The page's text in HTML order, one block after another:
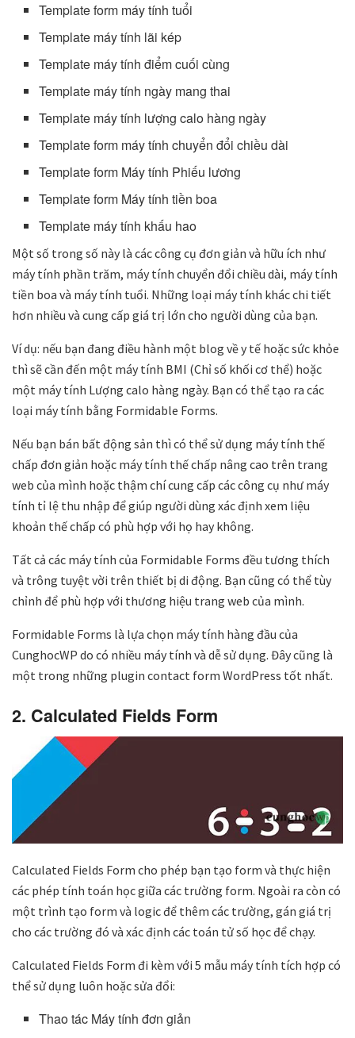
Template form máy tính tuổi
Template máy tính lãi kép
Template máy tính điểm cuối cùng
Template máy tính ngày mang thai
Template máy tính lượng calo hàng ngày
Template form máy tính chuyển đổi chiều dài
Template form Máy tính Phiếu lương
Template form Máy tính tiền boa
Template máy tính khấu hao
Một số trong số này là các công cụ đơn giản và hữu ích như
máy tính phần trăm, máy tính chuyển đổi chiều dài, máy tính
tiền boa và máy tính tuổi. Những loại máy tính khác chi tiết
hơn nhiều và cung cấp giá trị lớn cho người dùng của bạn.
Ví dụ: nếu bạn đang điều hành một blog về y tế hoặc sức khỏe
thì sẽ cần đến một máy tính BMI (Chỉ số khối cơ thể) hoặc
một máy tính Lượng calo hàng ngày. Bạn có thể tạo ra các
loại máy tính bằng Formidable Forms.
Nếu bạn bán bất động sản thì có thể sử dụng máy tính thế
chấp đơn giản hoặc máy tính thế chấp nâng cao trên trang
web của mình hoặc thậm chí cung cấp các công cụ như máy
tính tỉ lệ thu nhập để giúp người dùng xác định xem liệu
khoản thế chấp có phù hợp với họ hay không.
Tất cả các máy tính của Formidable Forms đều tương thích
và trông tuyệt vời trên thiết bị di động. Bạn cũng có thể tùy
chỉnh để phù hợp với thương hiệu trang web của mình.
Formidable Forms là lựa chọn máy tính hàng đầu của
CunghocWP do có nhiều máy tính và dễ sử dụng. Đây cũng là
một trong những plugin contact form WordPress tốt nhất.
2. Calculated Fields Form
Calculated Fields Form cho phép bạn tạo form và thực hiện
các phép tính toán học giữa các trường form. Ngoài ra còn có
một trình tạo form và logic để thêm các trường, gán giá trị
cho các trường đó và xác định các toán tử số học để chạy.
Calculated Fields Form đi kèm với 5 mẫu máy tính tích hợp có
thể sử dụng luôn hoặc sửa đổi:
Thao tác Máy tính đơn giản